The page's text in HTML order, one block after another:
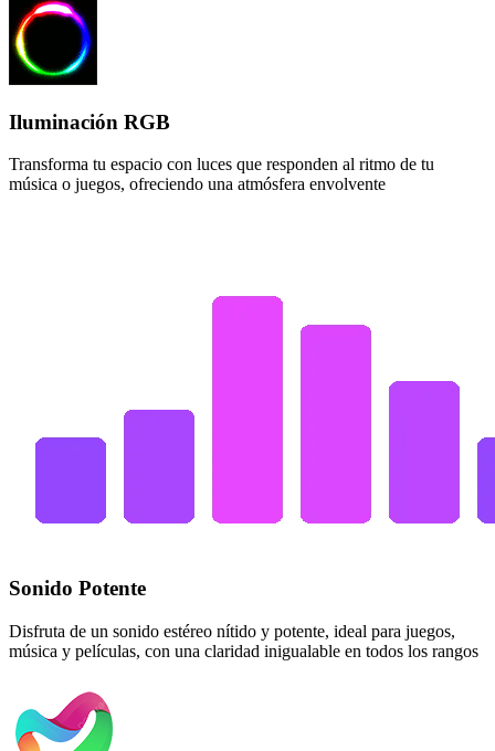
Iluminación RGB
Transforma tu espacio con luces que responden al ritmo de tu
música o juegos, ofreciendo una atmósfera envolvente
Sonido Potente
Disfruta de un sonido estéreo nítido y potente, ideal para juegos,
música y películas, con una claridad inigualable en todos los rangos